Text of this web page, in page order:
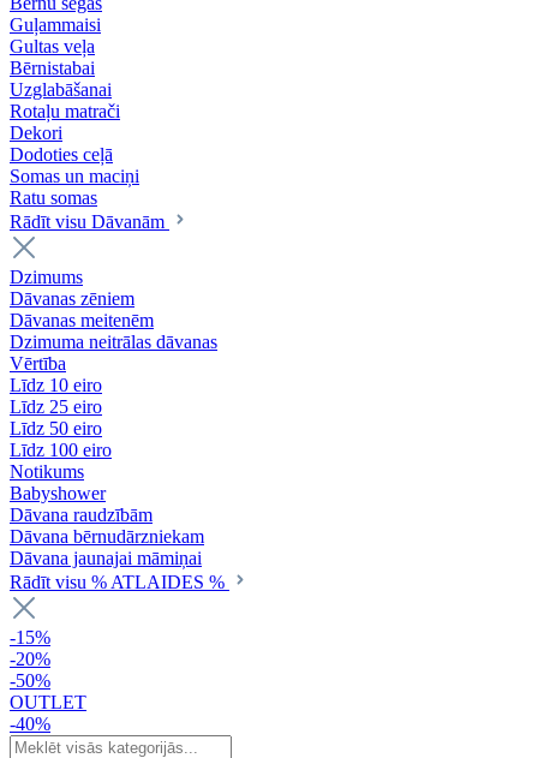
Guļammaisi
Gultas veļa
Bērnistabai
Uzglabāšanai
Rotaļu matrači
Dekori
Dodoties ceļā
Somas un maciņi
Ratu somas
Rādīt visu Dāvanām
Dzimums
Dāvanas zēniem
Dāvanas meitenēm
Dzimuma neitrālas dāvanas
Vērtība
Līdz 10 eiro
Līdz 25 eiro
Līdz 50 eiro
Līdz 100 eiro
Notikums
Babyshower
Dāvana raudzībām
Dāvana bērnudārzniekam
Dāvana jaunajai māmiņai
Rādīt visu % ATLAIDES %
-15%
-20%
-50%
OUTLET
-40%